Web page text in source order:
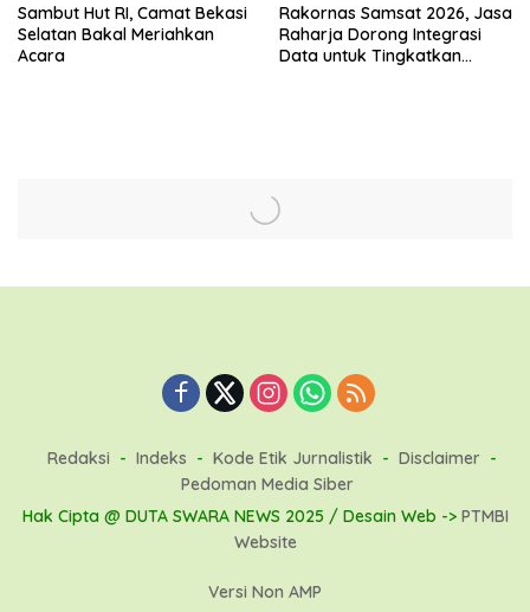
Sambut Hut RI, Camat Bekasi
Selatan Bakal Meriahkan
Acara
Rakornas Samsat 2026, Jasa
Raharja Dorong Integrasi
Data untuk Tingkatkan
Redaksi Indeks Kode Etik Jurnalistik
Disclaimer
Pedoman Media Siber
Hak Cipta @ DUTA SWARA NEWS 2025 / Desain Web -> PTMBI
Website
Versi Non AMP